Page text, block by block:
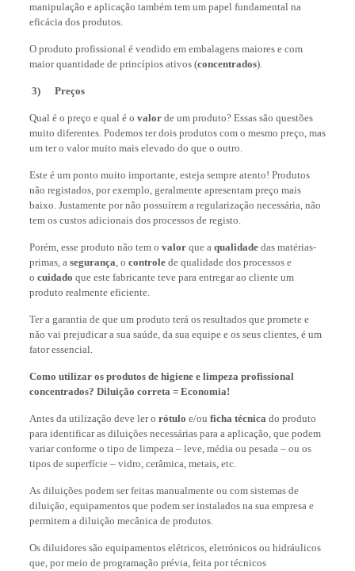
manipulação e aplicação também tem um papel fundamental na
eficácia dos produtos.
O produto profissional é vendido em embalagens maiores e com
maior quantidade de princípios ativos (concentrados).
3) Preços
Qual é o preço e qual é o valorde um produto? Essas são questões
muito diferentes. Podemos ter dois produtos com o mesmo preço, mas
um ter o valor muito mais elevado do que o outro.
Este é um ponto muito importante, esteja sempre atento! Produtos
não registados, por exemplo, geralmente apresentam preço mais
baixo. Justamente por não possuírem a regularização necessária, não
tem os custos adicionais dos processos de registo.
Porém, esse produto não tem o valorque a qualidadedas matérias-
primas, a segurança, o controlede qualidade dos processos e
o cuidado que este fabricante teve para entregar ao cliente um
produto realmente eficiente.
Ter a garantia de que um produto terá os resultados que promete e
não vai prejudicar a sua saúde, da sua equipe e os seus clientes, é um
fator essencial.
Como utilizar os produtos de higiene e limpeza profissional
concentrados? Diluição correta = Economia!
Antes da utilização deve ler o rótulo e/ou ficha técnicado produto
para identificar as diluições necessárias para a aplicação, que podem
variar conforme o tipo de limpeza – leve, média ou pesada – ou os
tipos de superfície – vidro, cerâmica, metais, etc.
As diluições podem ser feitas manualmente ou com sistemas de
diluição, equipamentos que podem ser instalados na sua empresa e
permitem a diluição mecânica de produtos.
Os diluidores são equipamentos elétricos, eletrónicos ou hidráulicos
que, por meio de programação prévia, feita por técnicos